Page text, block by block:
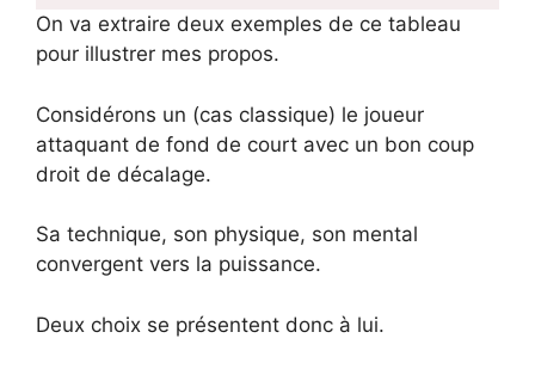
On va extraire deux exemples de ce tableau
pour illustrer mes propos.
Considérons un (cas classique) le joueur
attaquant de fond de court avec un bon coup
droit de décalage.
Sa technique, son physique, son mental
convergent vers la puissance.
Deux choix se présentent donc à lui.